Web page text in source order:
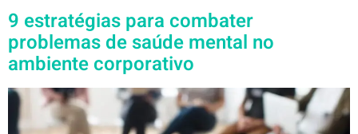
9 estratégias para combater
problemas de saúde mental no
ambiente corporativo